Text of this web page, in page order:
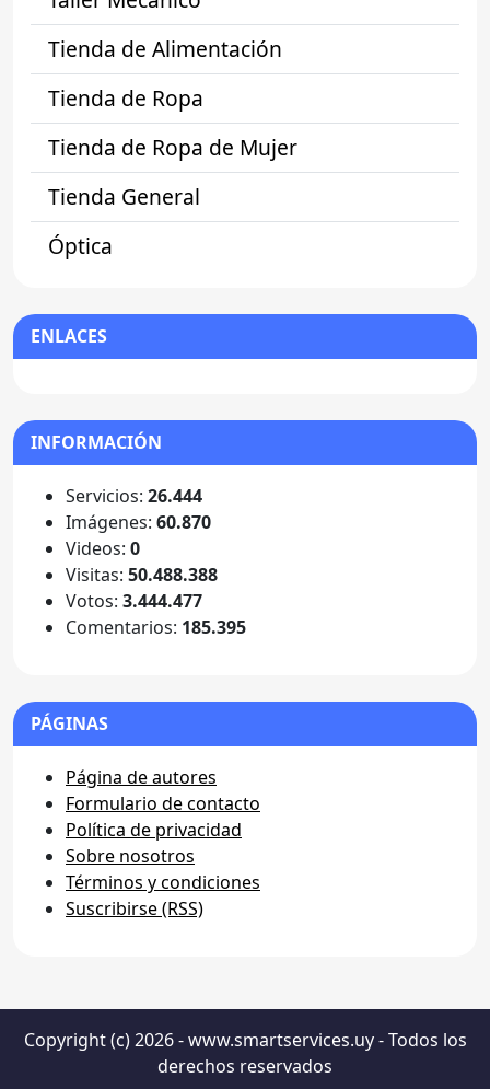
Tienda de Alimentación
Tienda de Ropa
Tienda de Ropa de Mujer
Tienda General
Óptica
ENLACES
INFORMACIÓN
Servicios: 26.444
Imágenes: 60.870
Videos: 0
Visitas: 50.488.388
Votos: 3.444.477
Comentarios: 185.395
PÁGINAS
Página de autores
Formulario de contacto
Política de privacidad
Sobre nosotros
Términos y condiciones
Suscribirse (RSS)
Copyright (c) 2026 - www.smartservices.uy - Todos los
derechos reservados